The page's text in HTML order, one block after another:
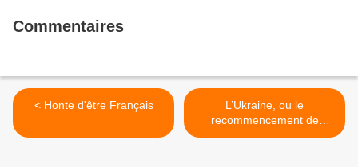
Commentaires
< Honte d'être Français
L’Ukraine, ou le
recommencement de
l’histoire >